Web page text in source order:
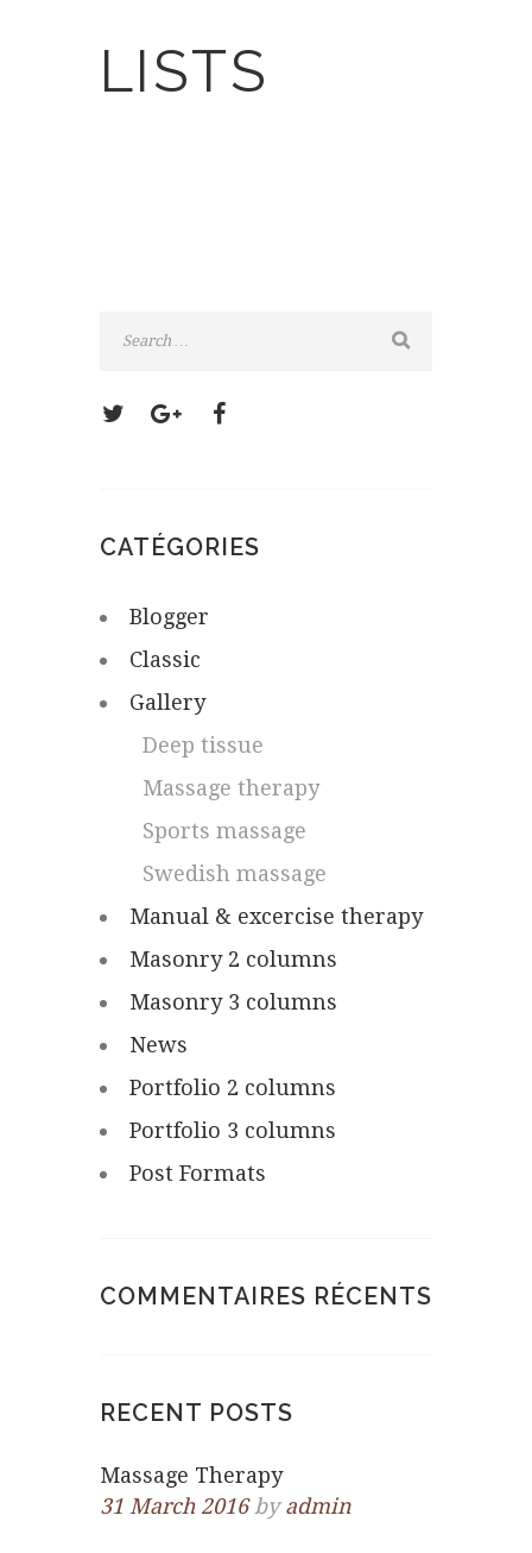
LISTS
CATÉGORIES
Blogger
Classic
Gallery
Deep tissue
Massage therapy
Sports massage
Swedish massage
Manual & excercise therapy
Masonry 2 columns
Masonry 3 columns
News
Portfolio 2 columns
Portfolio 3 columns
Post Formats
COMMENTAIRES RÉCENTS
RECENT POSTS
Massage Therapy
31 March 2016 byadmin